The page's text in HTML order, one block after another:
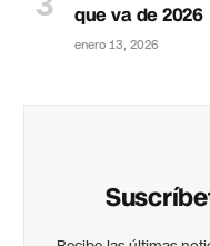
que va de 2026
enero 13, 2026